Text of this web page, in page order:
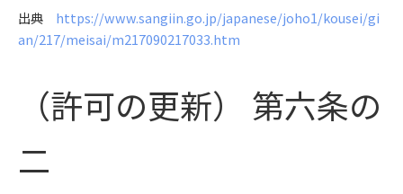
出典 https://www.sangiin.go.jp/japanese/joho1/kousei/gi
an/217/meisai/m217090217033.htm
（許可の更新） 第六条の
二